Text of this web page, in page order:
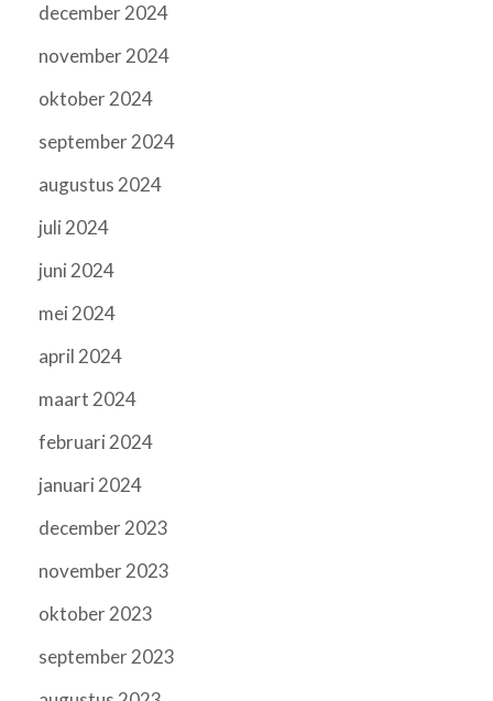
december 2024
november 2024
oktober 2024
september 2024
augustus 2024
juli 2024
juni 2024
mei 2024
april 2024
maart 2024
februari 2024
januari 2024
december 2023
november 2023
oktober 2023
september 2023